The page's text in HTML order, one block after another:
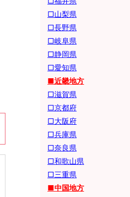
□山梨県
□長野県
□岐阜県
□静岡県
□愛知県
■近畿地方
□滋賀県
□京都府
□大阪府
□兵庫県
□奈良県
□和歌山県
□三重県
■中国地方